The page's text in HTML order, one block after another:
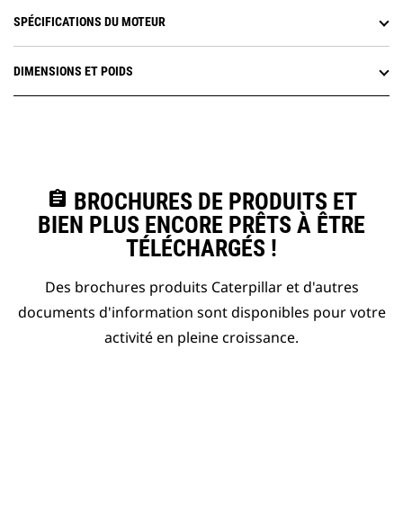
SPÉCIFICATIONS DU MOTEUR
DIMENSIONS ET POIDS
assignment BROCHURES DE PRODUITS ET
BIEN PLUS ENCORE PRÊTS À ÊTRE
TÉLÉCHARGÉS !
Des brochures produits Caterpillar et d'autres
documents d'information sont disponibles pour votre
activité en pleine croissance.